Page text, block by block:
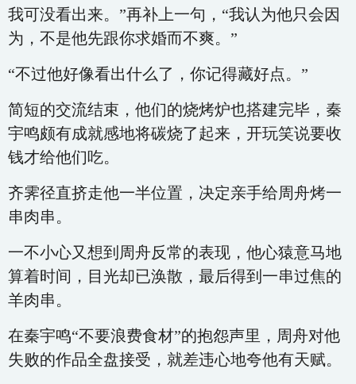
我可没看出来。”再补上一句，“我认为他只会因
为，不是他先跟你求婚而不爽。”
“不过他好像看出什么了，你记得藏好点。”
简短的交流结束，他们的烧烤炉也搭建完毕，秦
宇鸣颇有成就感地将碳烧了起来，开玩笑说要收
钱才给他们吃。
齐霁径直挤走他一半位置，决定亲手给周舟烤一
串肉串。
一不小心又想到周舟反常的表现，他心猿意马地
算着时间，目光却已涣散，最后得到一串过焦的
羊肉串。
在秦宇鸣“不要浪费食材”的抱怨声里，周舟对他
失败的作品全盘接受，就差违心地夸他有天赋。